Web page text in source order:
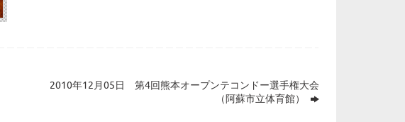
2010年12月05日 第4回熊本オープンテコンドー選手権大会
（阿蘇市立体育館）